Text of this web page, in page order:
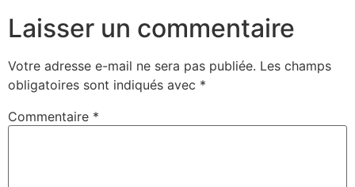
Laisser un commentaire
Votre adresse e-mail ne sera pas publiée. Les champs
obligatoires sont indiqués avec *
Commentaire *